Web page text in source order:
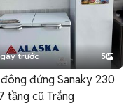
trước 5
đứng Sanaky 230
tầng cũ Trắng